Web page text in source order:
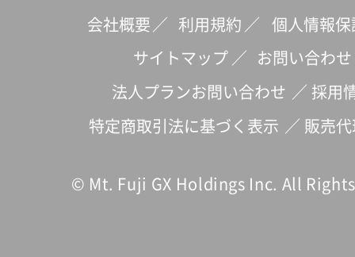
会社概要 ／ 利用規約 ／ 個人情報保
サイトマップ ／ お問い合わせ
法人プランお問い合わせ ／ 採用
特定商取引法に基づく表示 ／ 販売
© Mt. Fuji GX Holdings Inc. All